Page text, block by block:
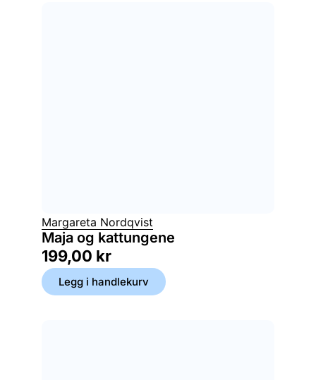
Margareta Nordqvist
Maja og kattungene
199,00 kr
Legg i handlekurv